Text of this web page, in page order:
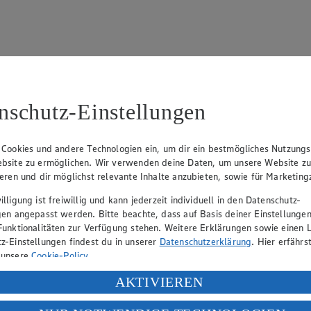
Claus Hollinger (Vorstandsmitglied, Sprecher), Dr. Dirk
gewährt Ihnen jedoch das Recht, den auf dieser Website
und Vervielfältigung von Bildmaterial oder Grafiken aus
verantwortlich. Firma und Anschriften unserer
hin, dass wir nicht an einem Streitbeilegungsverfahren vor einer
Einstellungen
und andere Technologien ein, um dir ein bestmögliches
zu ermöglichen. Wir verwenden deine Daten, um unsere Website zu
und dir möglichst relevante Inhalte anzubieten, sowie für
ist freiwillig und kann jederzeit individuell in den Datenschutz-
angepasst werden. Bitte beachte, dass auf Basis deiner
zur Verfügung stehen. Weitere Erklärungen sowie einen
Einstellungen findest du in unserer Datenschutzerklärung. Hier
Cookie-Policy.
deiner personenbezogenen Daten in den USA durch Facebook und
„Aktivieren“ klickst, willigst du im Sinne des Art. 49 Abs. 1 Satz 1 lit.
AKTIVIEREN